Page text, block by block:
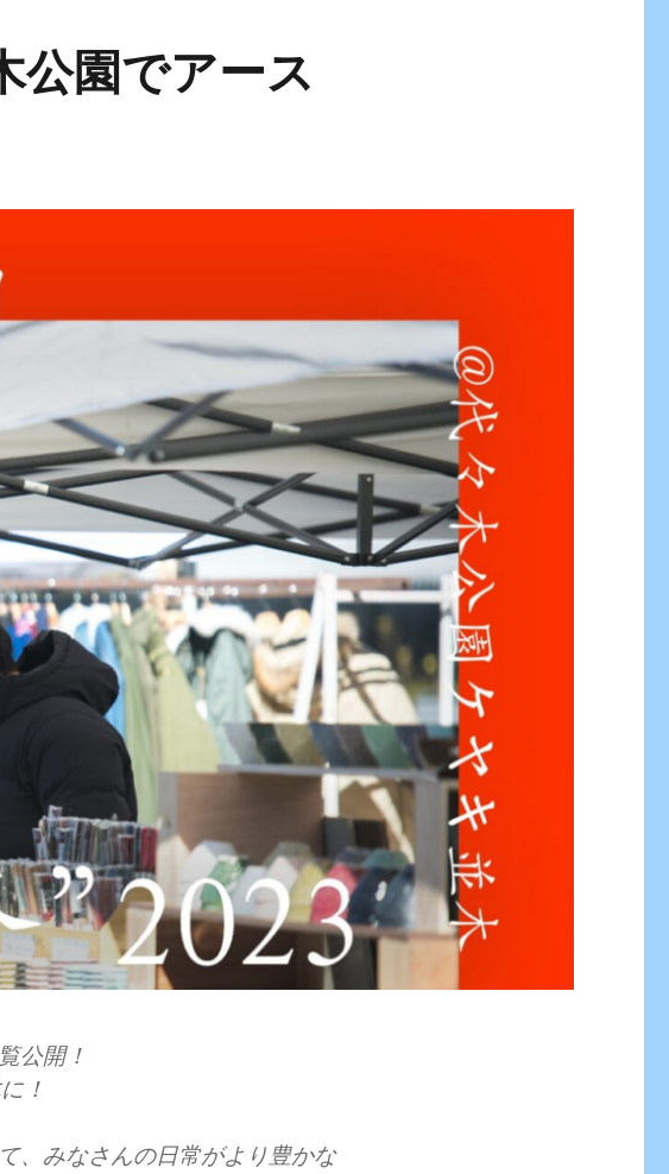
公園でアース
公開！
！
、みなさんの日常がより豊かな